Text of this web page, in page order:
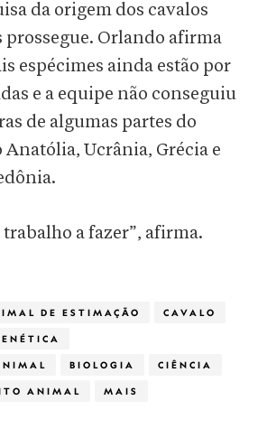
da origem dos cavalos
prossegue. Orlando afirma
espécimes ainda estão por
e a equipe não conseguiu
de algumas partes do
Ucrânia, Grécia e
a fazer”, afirma.
DE ESTIMAÇÃO CAVALO
BIOLOGIA CIÊNCIA
ANIMAL MAIS